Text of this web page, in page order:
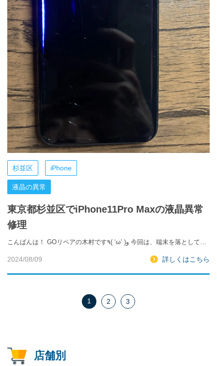
杉並区 iPhone
液晶の異常
東京都杉並区でiPhone11Pro Maxの液晶異常
修理
こんばんは！ GOリペアの木村です٩( ‘ω’ )و 今回は、端末を落として…
2024/08/09 詳しくはこちら
1 2 3
店舗別